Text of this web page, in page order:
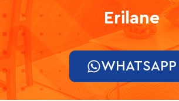
Erilane
WHATSAPP